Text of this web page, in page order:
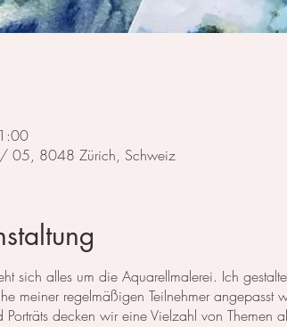
/ 05, 8048 Zürich, Schweiz
sich alles um die Aquarellmalerei. Ich
meiner regelmäßigen Teilnehmer angepasst
Porträts decken wir eine Vielzahl von Themen